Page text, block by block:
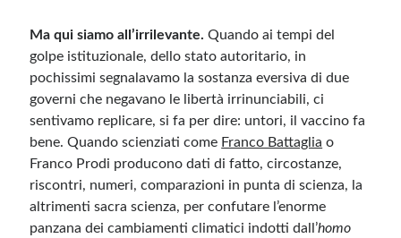
Ma qui siamo all’irrilevante. Quando ai tempi del
golpe istituzionale, dello stato autoritario, in
pochissimi segnalavamo la sostanza eversiva di due
governi che negavano le libertà irrinunciabili, ci
sentivamo replicare, si fa per dire: untori, il vaccino fa
bene. Quando scienziati come Franco Battaglia o
Franco Prodi producono dati di fatto, circostanze,
riscontri, numeri, comparazioni in punta di scienza, la
altrimenti sacra scienza, per confutare l’enorme
panzana dei cambiamenti climatici indotti dall’homo